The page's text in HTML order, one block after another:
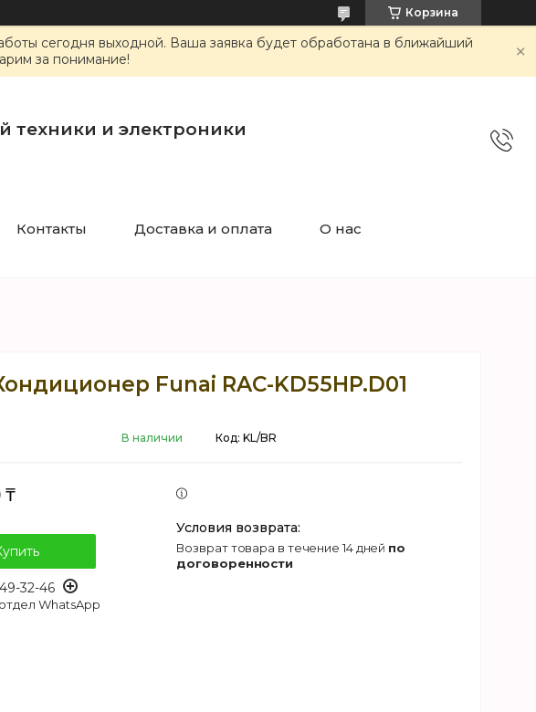
Корзина
сегодня выходной. Ваша заявка будет обработана в ближайший
за понимание!
техники и электроники
Контакты Доставка и оплата О нас
Funai RAC-KD55HP.D01
В наличии Код: KL/BR
₸
32-46
WhatsApp
возврат товара в течение 14 дней по
договоренности